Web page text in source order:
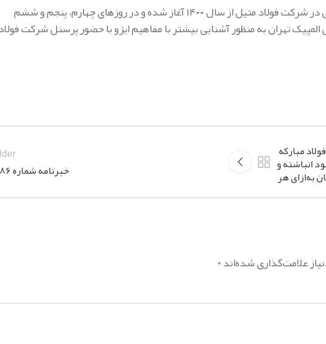
در واقع برگزاری کلاس‌های ایزو ۹۰۰۱ به صورت هفتگی در شرکت فولاد متیل از سال ۱۴۰۰ آغاز شده و در روزهای چهارم، پنجم و ششم
تهران به منظور آشنایی بیشتر با مفاهیم ایزو با حضور پرسنل شرکت
مبارکه
از محل سود انباشته و
میلیارد تومان سود نقدی(۱۷۰ تومان به‌ازای هر
خبرنامه شماره ۱۲۸۶
علامت‌گذاری شده‌اند*